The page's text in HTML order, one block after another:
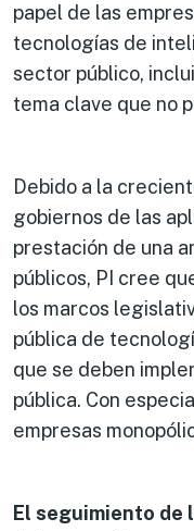
papel de las
tecnologías de
sector público,
tema clave que no
Debido a la
gobiernos de las
prestación de una
públicos, PI cree
los marcos
pública de
que se deben
pública. Con
empresas
El seguimiento de